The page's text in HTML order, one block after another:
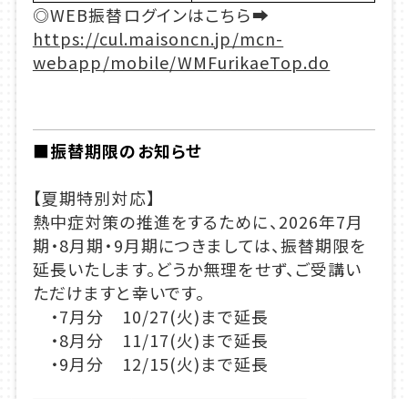
◎WEB振替ログインはこちら➡
https://cul.maisoncn.jp/mcn-
webapp/mobile/WMFurikaeTop.do
■振替期限のお知らせ
【夏期特別対応】
熱中症対策の推進をするために、2026年7月
期・8月期・9月期につきましては、振替期限を
延長いたします。どうか無理をせず、ご受講い
ただけますと幸いです。
・7月分 10/27(火)まで延長
・8月分 11/17(火)まで延長
・9月分 12/15(火)まで延長